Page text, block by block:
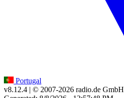
Portugal
v8.12.4 | © 2007-2026 radio.de GmbH